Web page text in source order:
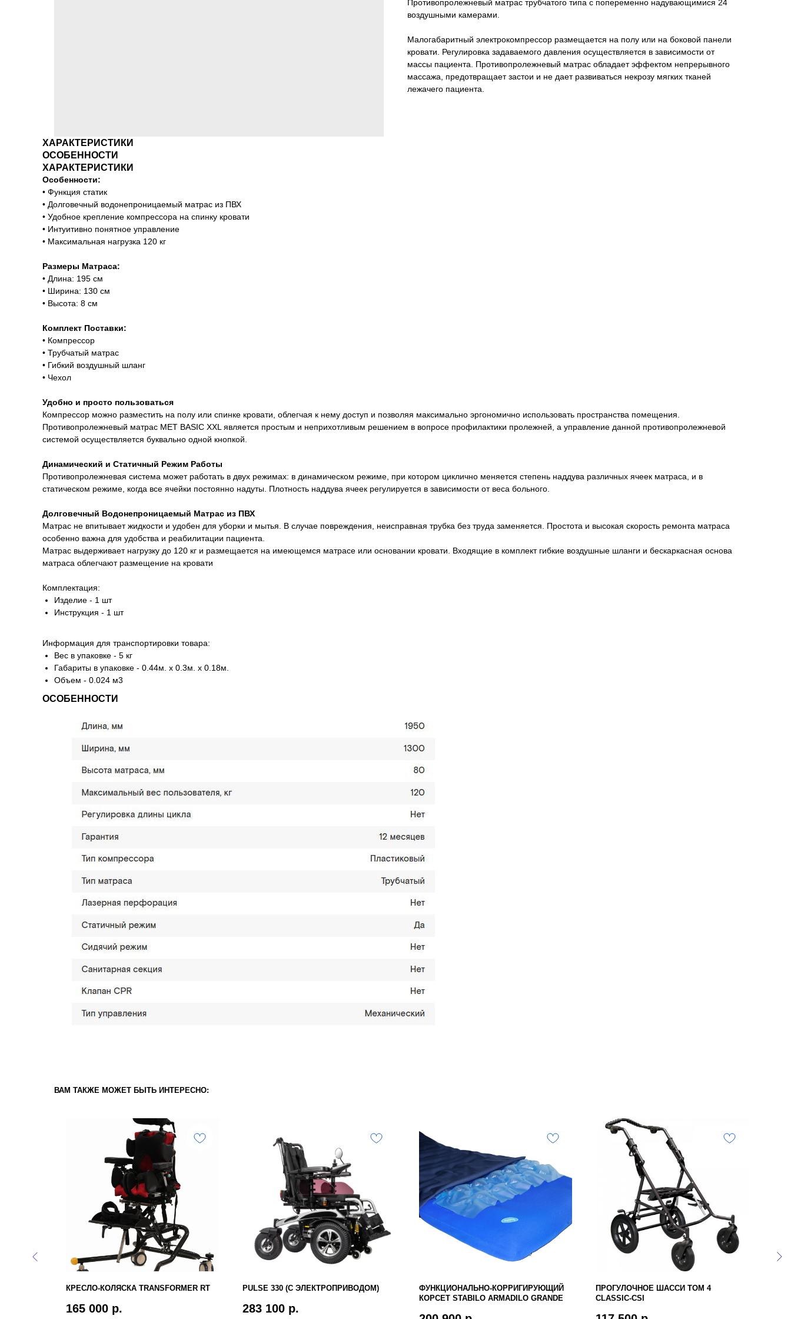
Противопролежневый матрас трубчатого типа с попеременно надувающимися 24
воздушными камерами.
Малогабаритный электрокомпрессор размещается на полу или на боковой панели
кровати. Регулировка задаваемого давления осуществляется в зависимости от
массы пациента. Противопролежневый матрас обладает эффектом непрерывного
массажа, предотвращает застои и не дает развиваться некрозу мягких тканей
лежачего пациента.
ХАРАКТЕРИСТИКИ
ОСОБЕННОСТИ
ХАРАКТЕРИСТИКИ
Особенности:
• Функция статик
• Долговечный водонепроницаемый матрас из ПВХ
• Удобное крепление компрессора на спинку кровати
• Интуитивно понятное управление
• Максимальная нагрузка 120 кг
Размеры Матраса:
• Длина: 195 см
• Ширина: 130 см
• Высота: 8 см
Комплект Поставки:
• Компрессор
• Трубчатый матрас
• Гибкий воздушный шланг
• Чехол
Удобно и просто пользоваться
Компрессор можно разместить на полу или спинке кровати, облегчая к нему доступ и позволяя максимально эргономично использовать пространства помещения.
Противопролежневый матрас MET BASIC XXL является простым и неприхотливым решением в вопросе профилактики пролежней, а управление данной противопролежневой
системой осуществляется буквально одной кнопкой.
Динамический и Статичный Режим Работы
Противопролежневая система может работать в двух режимах: в динамическом режиме, при котором циклично меняется степень наддува различных ячеек матраса, и в
статическом режиме, когда все ячейки постоянно надуты. Плотность наддува ячеек регулируется в зависимости от веса больного.
Долговечный Водонепроницаемый Матрас из ПВХ
Матрас не впитывает жидкости и удобен для уборки и мытья. В случае повреждения, неисправная трубка без труда заменяется. Простота и высокая скорость ремонта матраса
особенно важна для удобства и реабилитации пациента.
Матрас выдерживает нагрузку до 120 кг и размещается на имеющемся матрасе или основании кровати. Входящие в комплект гибкие воздушные шланги и бескаркасная основа
матраса облегчают размещение на кровати
Комплектация:
Изделие - 1 шт
Инструкция - 1 шт
Информация для транспортировки товара:
Вес в упаковке - 5 кг
Габариты в упаковке - 0.44м. x 0.3м. x 0.18м.
Объем - 0.024 м3
ОСОБЕННОСТИ
ВАМ ТАКЖЕ МОЖЕТ БЫТЬ ИНТЕРЕСНО:
КРЕСЛО-КОЛЯСКА TRANSFORMER RT
165 000 р.
PULSE 330 (С ЭЛЕКТРОПРИВОДОМ)
283 100 р.
ФУНКЦИОНАЛЬНО-КОРРИГИРУЮЩИЙ
КОРСЕТ STABILO ARMADILO GRANDE
ПРОГУЛОЧНОЕ ШАССИ TOM 4
CLASSIC-CSI